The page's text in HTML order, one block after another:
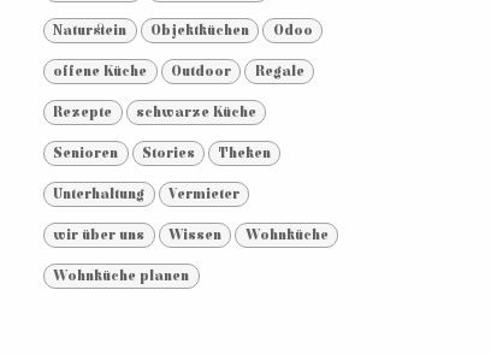
Naturstein Objektküchen Odoo
offene Küche Outdoor Regale
Rezepte schwarze Küche
Senioren Stories Theken
Unterhaltung Vermieter
wir über uns Wissen Wohnküche
Wohnküche planen